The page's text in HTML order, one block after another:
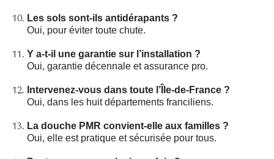
Les sols sont-ils antidérapants ?
Oui, pour éviter toute chute.
Y a-t-il une garantie sur l’installation ?
Oui, garantie décennale et assurance pro.
Intervenez-vous dans toute l’Île-de-France ?
Oui, dans les huit départements franciliens.
La douche PMR convient-elle aux familles ?
Oui, elle est pratique et sécurisée pour tous.